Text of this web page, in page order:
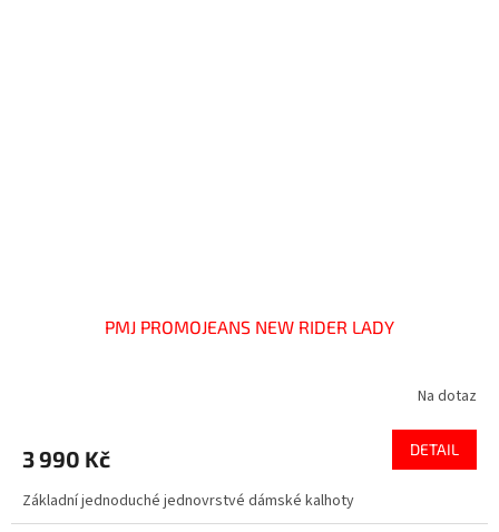
PMJ PROMOJEANS NEW RIDER LADY
Na dotaz
3 990 Kč DETAIL
Základní jednoduché jednovrstvé dámské kalhoty